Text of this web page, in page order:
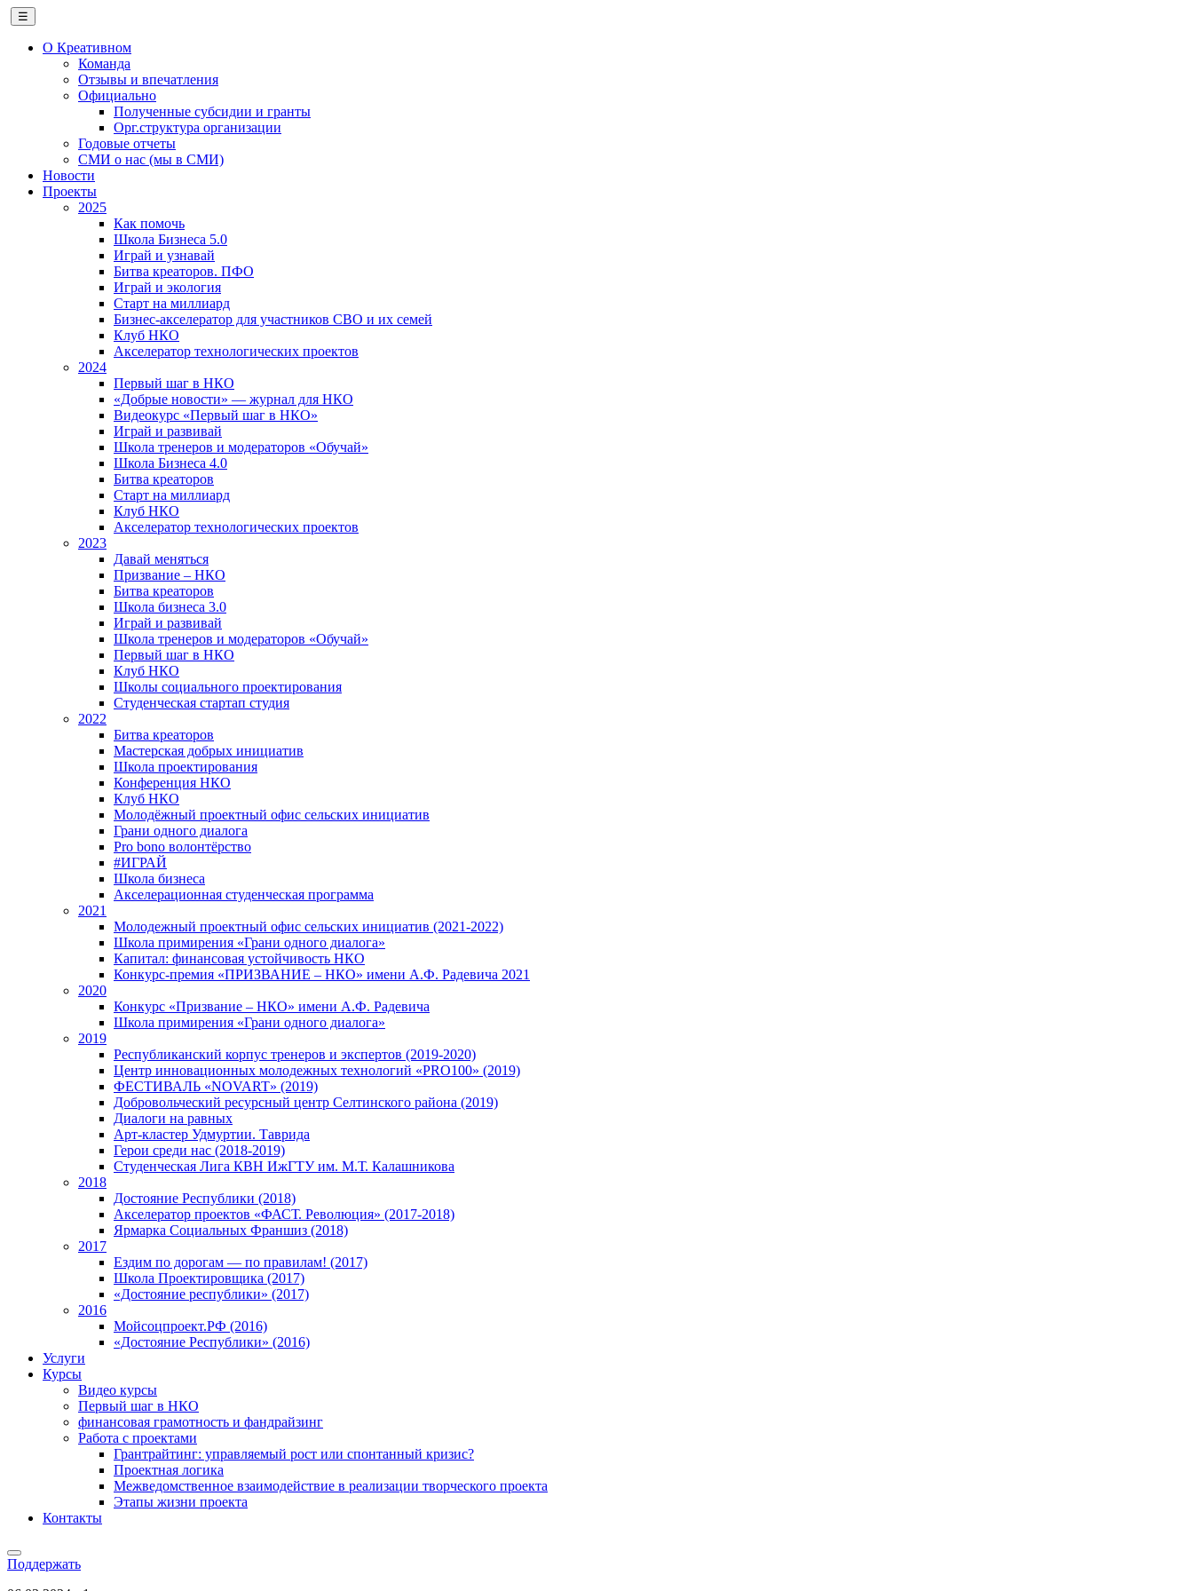
☰
О Креативном
Команда
Отзывы и впечатления
Официально
Полученные субсидии и гранты
Орг.структура организации
Годовые отчеты
СМИ о нас (мы в СМИ)
Новости
Проекты
2025
Как помочь
Школа Бизнеса 5.0
Играй и узнавай
Битва креаторов. ПФО
Играй и экология
Старт на миллиард
Бизнес-акселератор для участников СВО и их семей
Клуб НКО
Акселератор технологических проектов
2024
Первый шаг в НКО
«Добрые новости» — журнал для НКО
Видеокурс «Первый шаг в НКО»
Играй и развивай
Школа тренеров и модераторов «Обучай»
Школа Бизнеса 4.0
Битва креаторов
Старт на миллиард
Клуб НКО
Акселератор технологических проектов
2023
Давай меняться
Призвание – НКО
Битва креаторов
Школа бизнеса 3.0
Играй и развивай
Школа тренеров и модераторов «Обучай»
Первый шаг в НКО
Клуб НКО
Школы социального проектирования
Студенческая стартап студия
2022
Битва креаторов
Мастерская добрых инициатив
Школа проектирования
Конференция НКО
Клуб НКО
Молодёжный проектный офис сельских инициатив
Грани одного диалога
Pro bono волонтёрство
#ИГРАЙ
Школа бизнеса
Акселерационная студенческая программа
2021
Молодежный проектный офис сельских инициатив (2021-2022)
Школа примирения «Грани одного диалога»
Капитал: финансовая устойчивость НКО
Конкурс-премия «ПРИЗВАНИЕ – НКО» имени А.Ф. Радевича 2021
2020
Конкурс «Призвание – НКО» имени А.Ф. Радевича
Школа примирения «Грани одного диалога»
2019
Республиканский корпус тренеров и экспертов (2019-2020)
Центр инновационных молодежных технологий «PRO100» (2019)
ФЕСТИВАЛЬ «NOVART» (2019)
Добровольческий ресурсный центр Селтинского района (2019)
Диалоги на равных
Арт-кластер Удмуртии. Таврида
Герои среди нас (2018-2019)
Студенческая Лига КВН ИжГТУ им. М.Т. Калашникова
2018
Достояние Республики (2018)
Акселератор проектов «ФАСТ. Революция» (2017-2018)
Ярмарка Социальных Франшиз (2018)
2017
Ездим по дорогам — по правилам! (2017)
Школа Проектировщика (2017)
«Достояние республики» (2017)
2016
Мойсоцпроект.РФ (2016)
«Достояние Республики» (2016)
Услуги
Курсы
Видео курсы
Первый шаг в НКО
финансовая грамотность и фандрайзинг
Работа с проектами
Грантрайтинг: управляемый рост или спонтанный кризис?
Проектная логика
Межведомственное взаимодействие в реализации творческого проекта
Этапы жизни проекта
Контакты
Поддержать